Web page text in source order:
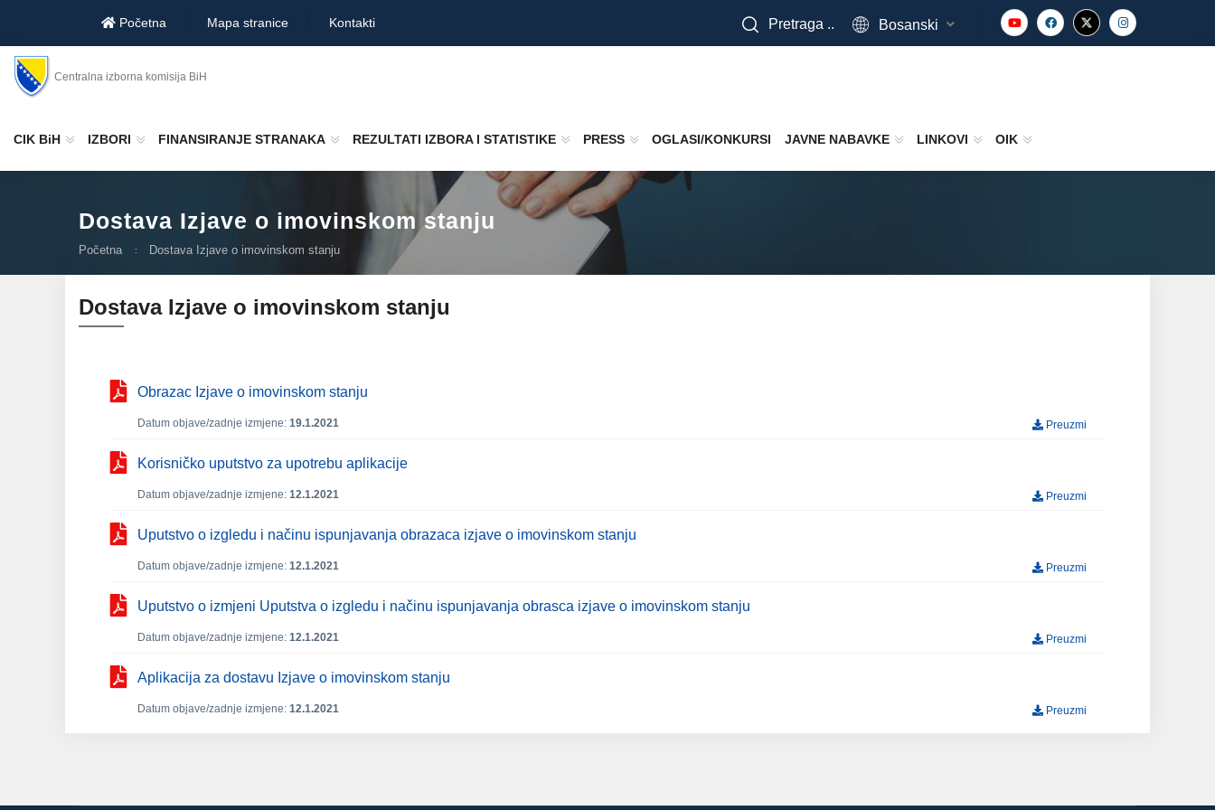
Početna Mapa stranice Kontakti Pretraga .. Bosanski
Centralna izborna komisija BiH
CIK BiH IZBORI FINANSIRANJE STRANAKA REZULTATI IZBORA I STATISTIKE PRESS OGLASI/KONKURSI JAVNE NABAVKE LINKOVI OIK
Dostava Izjave o imovinskom stanju
Početna Dostava Izjave o imovinskom stanju
Dostava Izjave o imovinskom stanju
Obrazac Izjave o imovinskom stanju
Datum objave/zadnje izmjene: 19.1.2021 Preuzmi
Korisničko uputstvo za upotrebu aplikacije
Datum objave/zadnje izmjene: 12.1.2021 Preuzmi
Uputstvo o izgledu i načinu ispunjavanja obrazaca izjave o imovinskom stanju
Datum objave/zadnje izmjene: 12.1.2021 Preuzmi
Uputstvo o izmjeni Uputstva o izgledu i načinu ispunjavanja obrasca izjave o imovinskom stanju
Datum objave/zadnje izmjene: 12.1.2021 Preuzmi
Aplikacija za dostavu Izjave o imovinskom stanju
Datum objave/zadnje izmjene: 12.1.2021 Preuzmi